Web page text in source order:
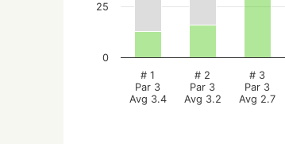
# 1
Par 3
Avg 3.4
# 2
Par 3
Avg 3.2
# 3
Par 3
Avg 2.7
0
25